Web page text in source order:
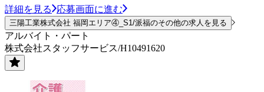
詳細を見る 応募画面に進む
三陽工業株式会社 福岡エリア④_S1/派福のその他の求人を見る
アルバイト・パート
株式会社スタッフサービス/H10491620